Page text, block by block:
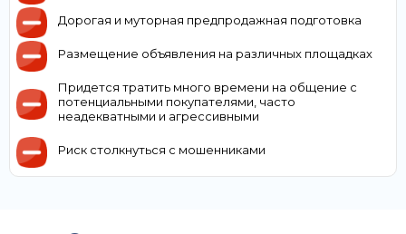
Дорогая и муторная предпродажная подготовка
Размещение объявления на различных площадках
Придется тратить много времени на общение с
потенциальными покупателями, часто
неадекватными и агрессивными
Риск столкнуться с мошенниками